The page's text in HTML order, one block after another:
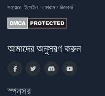
সহায়তা: ইমেইল · ফোরাম · ডিসকর্ড
আমাদের অনুসরণ করুন
স্পনসর